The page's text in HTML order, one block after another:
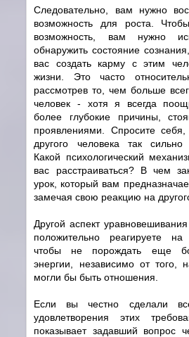
Следовательно, вам нужно
возможность для роста.
возможность, вам нужно
обнаружить состояние
вас создать карму с этим
жизни. Это часто
рассмотрев то, чем больше
человек - хотя я всегда
более глубокие причины,
проявлениями. Спросите
другого человека так сильно
Какой психологический
вас расстраиваться? В чем
урок, который вам
замечая свою реакцию на
Другой аспект
положительно реагируете на
чтобы не порождать еще
энергии, независимо от того,
могли бы быть отношения.
Если вы честно сделали
удовлетворения этих
показывает задавший вопрос